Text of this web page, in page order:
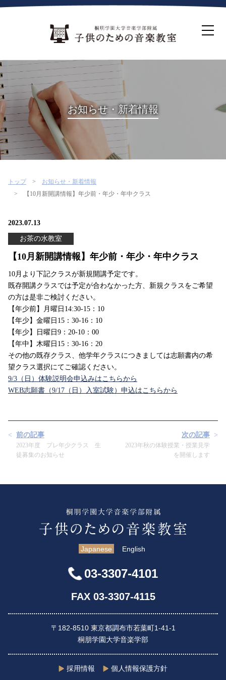
ホーム
生徒募集について
教室案内
コース紹介
概要・沿革
桐朋を選ぶ理由
インタビュー・コラム
イベント
よくある質問
お知らせ・新着情報
トップ
お知らせ・新着情報
【10月新開講情報】年少前・年少・年中クラス
2023.07.13
お茶の水教室
【10月新開講情報】年少前・年少・年中クラス
10月より下記クラスが新規開講予定です。
既存開講クラスでは予定が合わなかった方、新規クラスをご希望
の方は是非ご検討ください。
【年少前】月曜日14:30-15：10
【年少】金曜日15：30-16：10
【年少】日曜日9：20-10：00
【年中】木曜日15：30-16：20
その他の既存クラス、他学年クラスにつきましては志願書内の希
望クラス選択にてご確認ください。
9/3（日）体験説明会申込みはこちらから
WEB志願書（9/17（日）入室試験）申込はこちらから
前の記事
2023年度 プレ年少クラス 生
徒募集のお知らせ
次の記事
2023年秋の体験授業・授業見学
を開催します
Japanese English
03-3307-4101
FAX 03-3307-4115
〒182-8510 東京都調布市若葉町1-41-1
桐朋学園大学音楽学部
採用情報 個人情報保護方針